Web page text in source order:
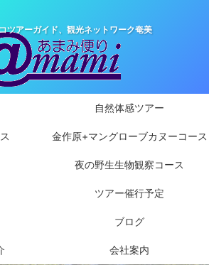
ツアーガイド、観光ネットワーク奄美
自然体感ツアー
金作原+マングローブカヌーコース
夜の野生生物観察コース
ツアー催行予定
ブログ
会社案内